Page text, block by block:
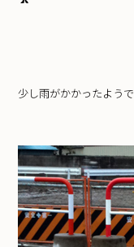
少し雨がかかったようで